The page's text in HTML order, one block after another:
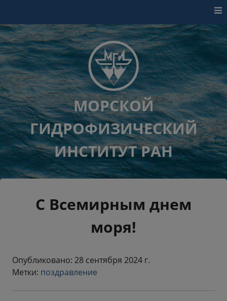
МОРСКОЙ
ГИДРОФИЗИЧЕСКИЙ
ИНСТИТУТ РАН
С Всемирным днем
моря!
Опубликовано: 28 сентября 2024 г.
Метки: поздравление